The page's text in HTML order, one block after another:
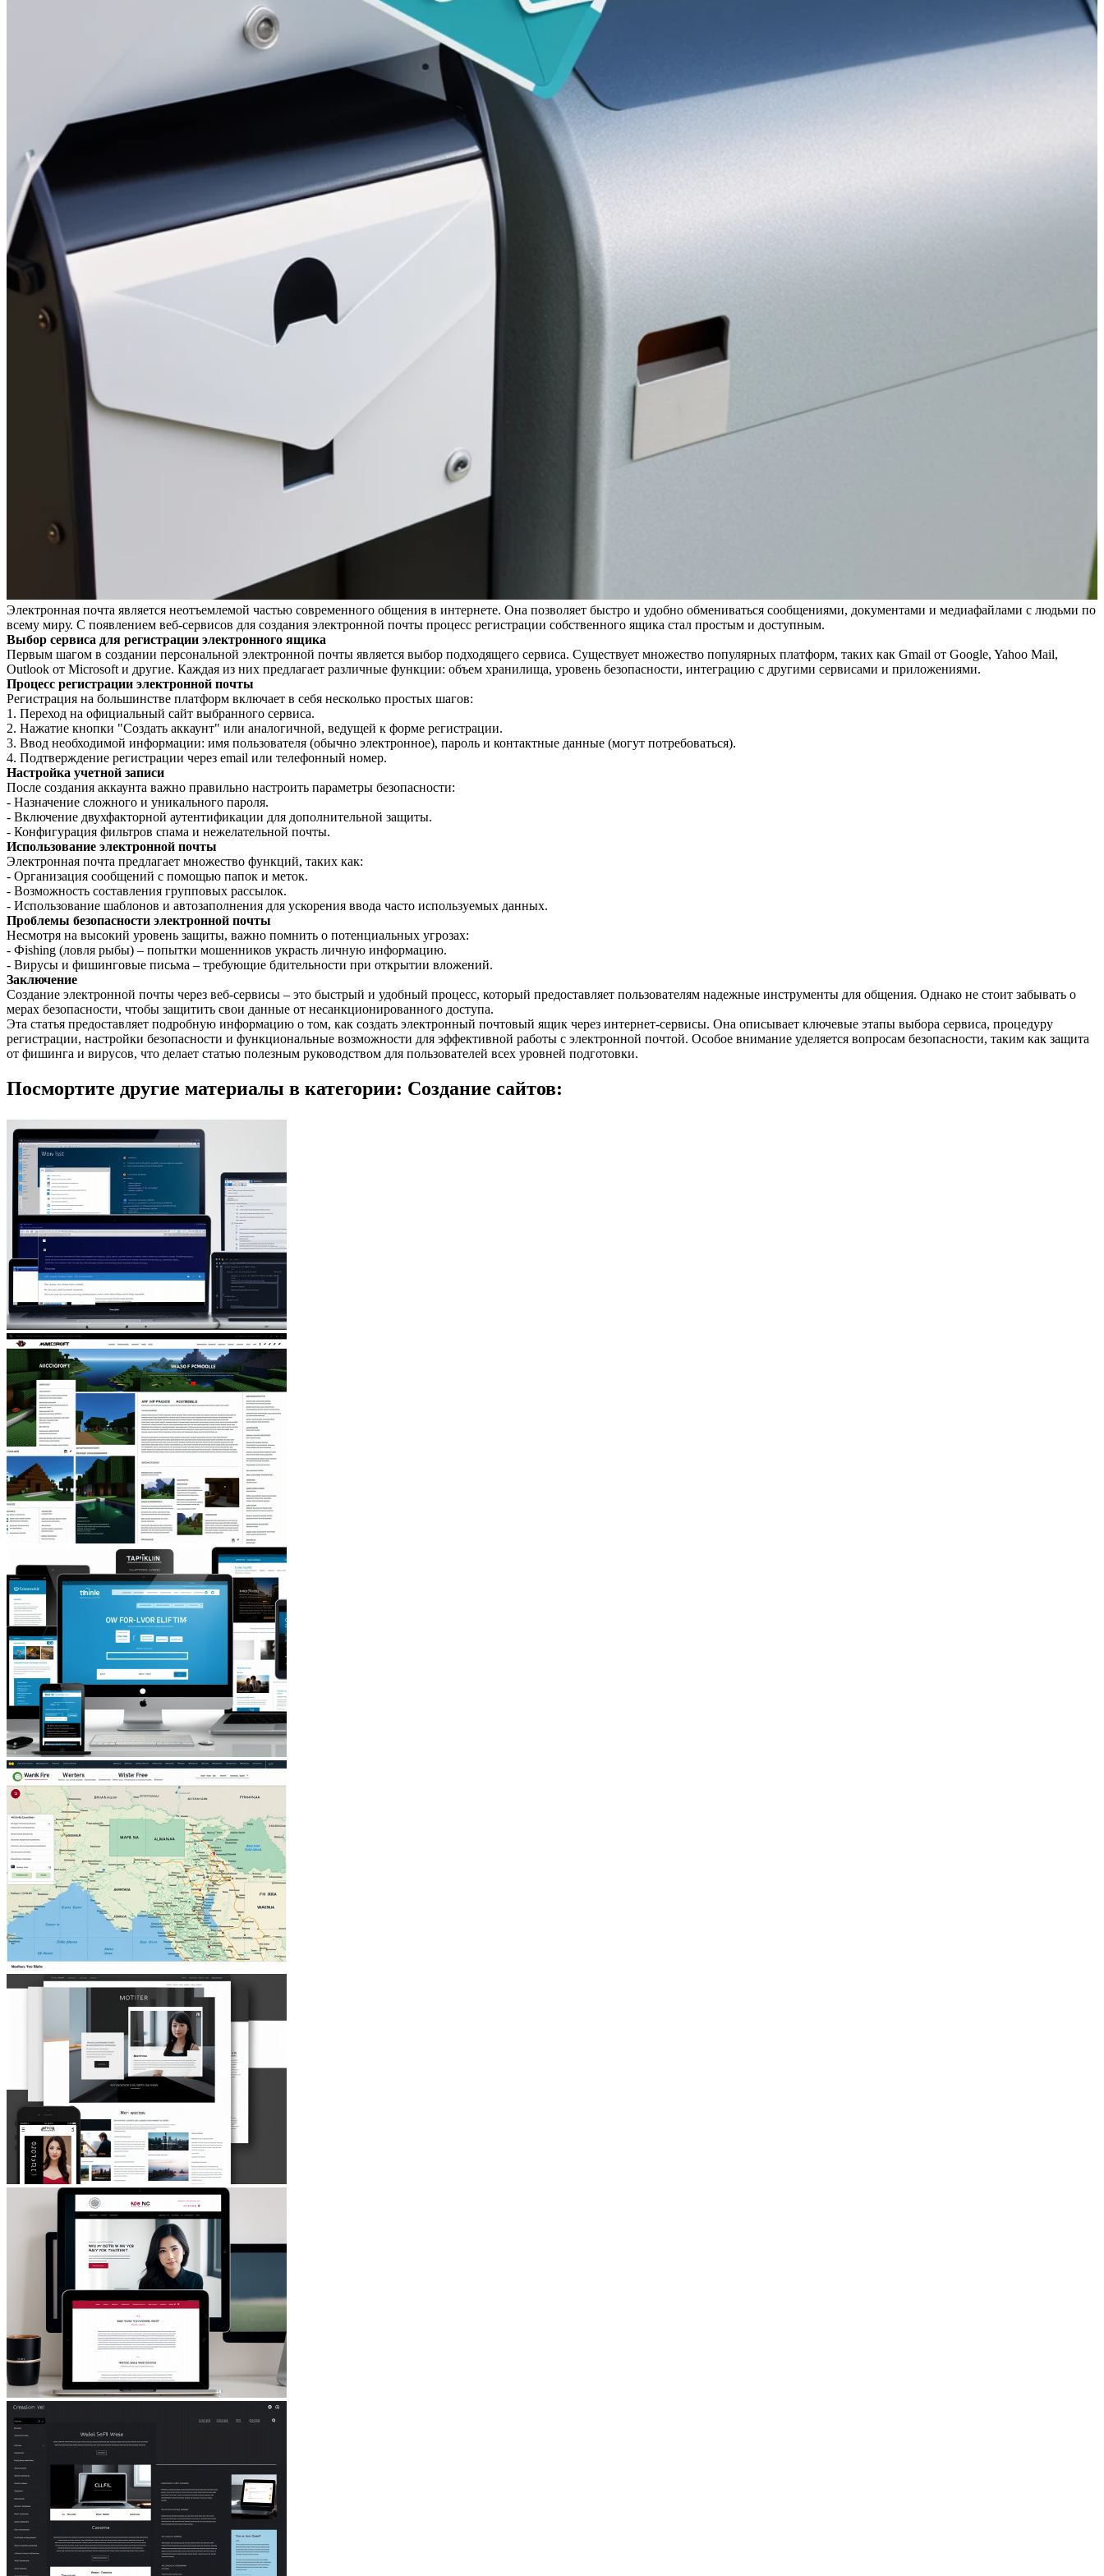
Электронная почта является неотъемлемой частью современного общения в интернете. Она позволяет быстро и удобно обмениваться сообщениями, документами и медиафайлами с людьми по
всему миру. С появлением веб-сервисов для создания электронной почты процесс регистрации собственного ящика стал простым и доступным.
Выбор сервиса для регистрации электронного ящика
Первым шагом в создании персональной электронной почты является выбор подходящего сервиса. Существует множество популярных платформ, таких как Gmail от Google, Yahoo Mail,
Outlook от Microsoft и другие. Каждая из них предлагает различные функции: объем хранилища, уровень безопасности, интеграцию с другими сервисами и приложениями.
Процесс регистрации электронной почты
Регистрация на большинстве платформ включает в себя несколько простых шагов:
1. Переход на официальный сайт выбранного сервиса.
2. Нажатие кнопки "Создать аккаунт" или аналогичной, ведущей к форме регистрации.
3. Ввод необходимой информации: имя пользователя (обычно электронное), пароль и контактные данные (могут потребоваться).
4. Подтверждение регистрации через email или телефонный номер.
Настройка учетной записи
После создания аккаунта важно правильно настроить параметры безопасности:
- Назначение сложного и уникального пароля.
- Включение двухфакторной аутентификации для дополнительной защиты.
- Конфигурация фильтров спама и нежелательной почты.
Использование электронной почты
Электронная почта предлагает множество функций, таких как:
- Организация сообщений с помощью папок и меток.
- Возможность составления групповых рассылок.
- Использование шаблонов и автозаполнения для ускорения ввода часто используемых данных.
Проблемы безопасности электронной почты
Несмотря на высокий уровень защиты, важно помнить о потенциальных угрозах:
- Фishing (ловля рыбы) – попытки мошенников украсть личную информацию.
- Вирусы и фишинговые письма – требующие бдительности при открытии вложений.
Заключение
Создание электронной почты через веб-сервисы – это быстрый и удобный процесс, который предоставляет пользователям надежные инструменты для общения. Однако не стоит забывать о
мерах безопасности, чтобы защитить свои данные от несанкционированного доступа.
Эта статья предоставляет подробную информацию о том, как создать электронный почтовый ящик через интернет-сервисы. Она описывает ключевые этапы выбора сервиса, процедуру
регистрации, настройки безопасности и функциональные возможности для эффективной работы с электронной почтой. Особое внимание уделяется вопросам безопасности, таким как защита
от фишинга и вирусов, что делает статью полезным руководством для пользователей всех уровней подготовки.
Посмортите другие материалы в категории: Создание сайтов: